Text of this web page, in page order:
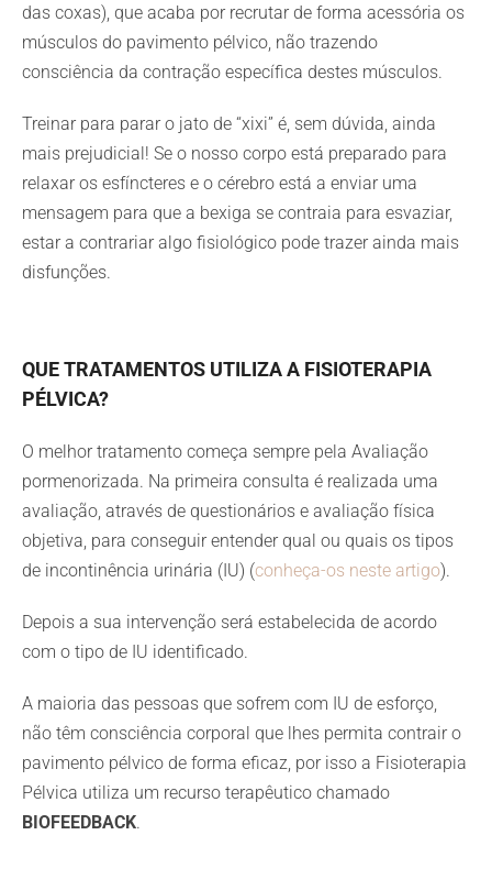
das coxas), que acaba por recrutar de forma acessória os
músculos do pavimento pélvico, não trazendo
consciência da contração específica destes músculos.
Treinar para parar o jato de “xixi” é, sem dúvida, ainda
mais prejudicial! Se o nosso corpo está preparado para
relaxar os esfíncteres e o cérebro está a enviar uma
mensagem para que a bexiga se contraia para esvaziar,
estar a contrariar algo fisiológico pode trazer ainda mais
disfunções.
QUE TRATAMENTOS UTILIZA A FISIOTERAPIA
PÉLVICA?
O melhor tratamento começa sempre pela Avaliação
pormenorizada. Na primeira consulta é realizada uma
avaliação, através de questionários e avaliação física
objetiva, para conseguir entender qual ou quais os tipos
de incontinência urinária (IU) (conheça-os neste artigo).
Depois a sua intervenção será estabelecida de acordo
com o tipo de IU identificado.
A maioria das pessoas que sofrem com IU de esforço,
não têm consciência corporal que lhes permita contrair o
pavimento pélvico de forma eficaz, por isso a Fisioterapia
Pélvica utiliza um recurso terapêutico chamado
BIOFEEDBACK.